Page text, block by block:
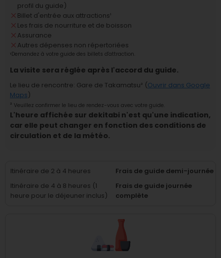
profil du guide)
Billet d'entrée aux attractions¹
Les frais de nourriture et de boisson
Assurance
Autres dépenses non répertoriées
¹Demandez à votre guide des billets d'attraction.
La visite sera réglée après l'accord du guide.
Le lieu de rencontre: Gare de Takamatsu² (Ouvrir dans Google
Maps)
² Veuillez confirmer le lieu de rendez-vous avec votre guide.
L'heure affichée sur dekitabi n'est qu'une indication,
car elle peut changer en fonction des conditions de
circulation et de la météo.
Itinéraire de 2 à 4 heures
Frais de guide demi-journée
Itinéraire de 4 à 8 heures (1
heure pour le déjeuner inclus)
Frais de guide journée
complète